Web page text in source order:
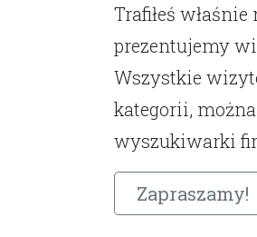
Trafiłeś
prezentujemy
Wszystkie
kategorii,
wyszukiwarki
Zapraszamy!